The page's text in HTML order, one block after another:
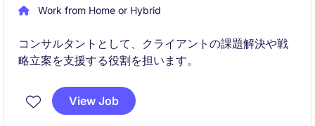
Work from Home or Hybrid
コンサルタントとして、クライアントの課題解決や戦
略立案を支援する役割を担います。
View Job